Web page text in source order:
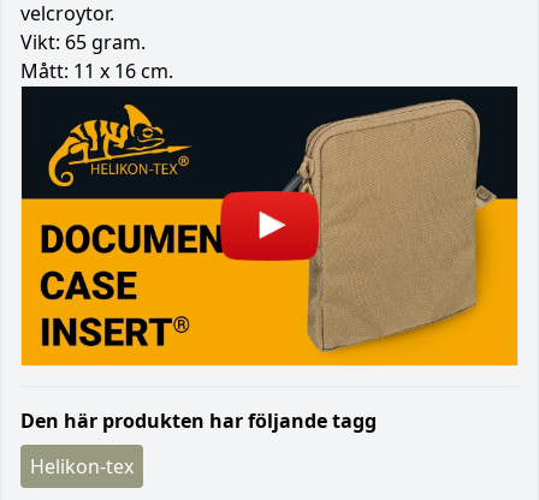
velcroytor.
Vikt: 65 gram.
Mått: 11 x 16 cm.
Den här produkten har följande tagg
Helikon-tex